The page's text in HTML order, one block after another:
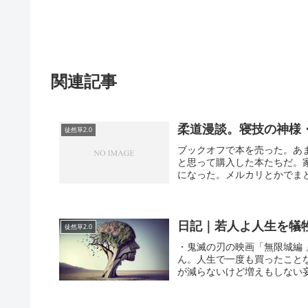
関連記事
徒然草2.0 柔道漫談。寝技の神様
ブックオフで本を売った。あ
と思って購入した本たちだ
になった。メルカリとかでま
徒然草2.0 日記｜若人よ人生を犠
・鬼滅の刃の映画「無限城
ん。人生で一度も買ったこと
が減らないけど増えもしない